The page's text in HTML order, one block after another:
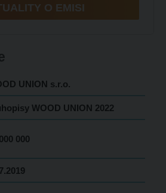
O EMISI
UNION s.r.o.
WOOD UNION 2022
000